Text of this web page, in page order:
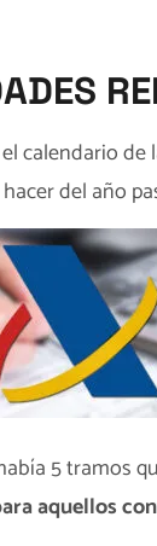
calendario
del año
5 tramos
aquellos